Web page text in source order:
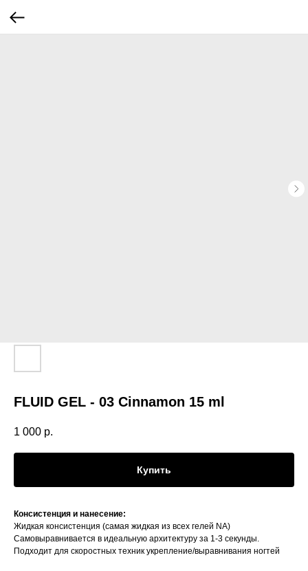
FLUID GEL - 03 Cinnamon 15 ml
1 000 р.
Купить
Консистенция и нанесение:
Жидкая консистенция (самая жидкая из всех гелей NA)
Самовыравнивается в идеальную архитектуру за 1-3 секунды.
Подходит для скоростных техник укрепление/выравнивания ногтей